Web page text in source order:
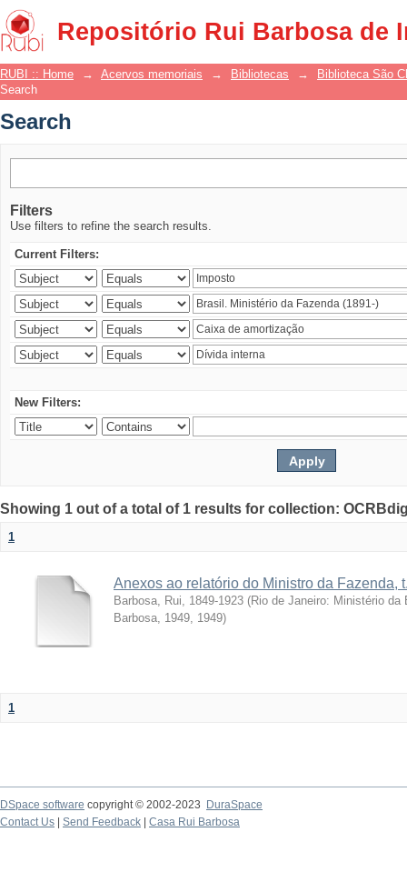
Repositório Rui Barbosa de
Search
RUBI :: Home → Acervos memoriais → Bibliotecas →
Biblioteca São
Search
Search
Filters
Use filters to refine the search results.
Current Filters:
New Filters:
Showing 1 out of a total of 1 results for collection:
1
Anexos ao relatório do Ministro da Fazenda,
Barbosa, Rui, 1849-1923 (Rio de Janeiro: Ministério
Barbosa, 1949, 1949)
1
DSpace software copyright © 2002-2023
DuraSpace
Contact Us
Send Feedback Casa Rui Barbosa